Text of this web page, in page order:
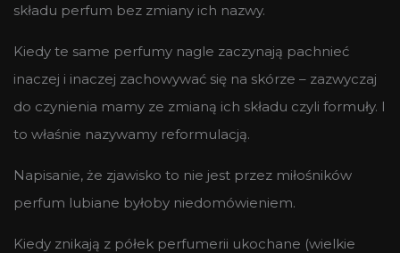
składu perfum bez zmiany ich nazwy.
Kiedy te same perfumy nagle zaczynają pachnieć
inaczej i inaczej zachowywać się na skórze – zazwyczaj
do czynienia mamy ze zmianą ich składu czyli formuły. I
to właśnie nazywamy reformulacją.
Napisanie, że zjawisko to nie jest przez miłośników
perfum lubiane byłoby niedomówieniem.
Kiedy znikają z półek perfumerii ukochane (wielkie